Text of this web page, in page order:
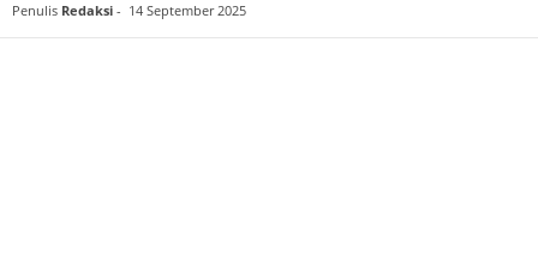
Penulis Redaksi - 14 September 2025